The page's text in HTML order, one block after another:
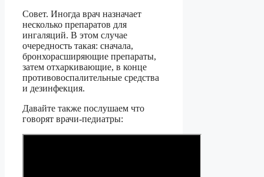
Совет. Иногда врач назначает
несколько препаратов для
ингаляций. В этом случае
очередность такая: сначала,
бронхорасширяющие препараты,
затем отхаркивающие, в конце
противовоспалительные средства
и дезинфекция.
Давайте также послушаем что
говорят врачи-педиатры: